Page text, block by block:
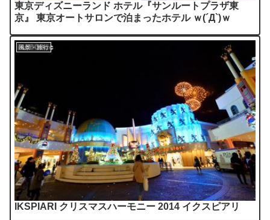
東京ディズニーランド ホテル『サンルートプラザ東
京』 東京オートサロンで泊まったホテル ｗ(´Д`)ｗ
風景・旅行
IKSPIARI クリスマスハーモニー 2014 イクスピアリ